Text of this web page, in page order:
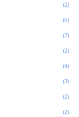
(2)
(0)
(2)
(2)
(4)
(3)
(2)
(2)